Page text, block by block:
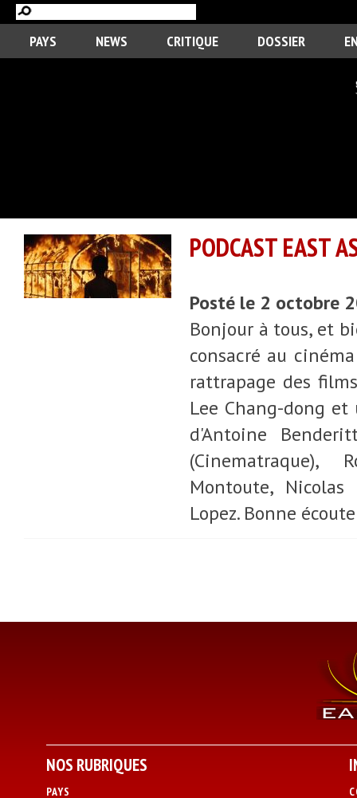
PAYS NEWS CRITIQUE DOSSIER
PODCAST EAST
Posté le 2 octobre
Bonjour à tous, et
consacré au
rattrapage des
Lee Chang-dong
d'Antoine
(Cinematraque),
Montoute,
Lopez. Bonne
NOS RUBRIQUES
PAYS